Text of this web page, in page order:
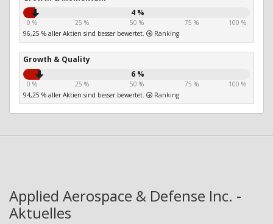
4 %
0 % 25 % 50 % 75 %
100 %
96,25 % aller Aktien sind besser bewertet.
Ranking
Growth & Quality
6 %
0 % 25 % 50 % 75 %
100 %
94,25 % aller Aktien sind besser bewertet.
Ranking
Applied Aerospace & Defense Inc. -
Aktuelles